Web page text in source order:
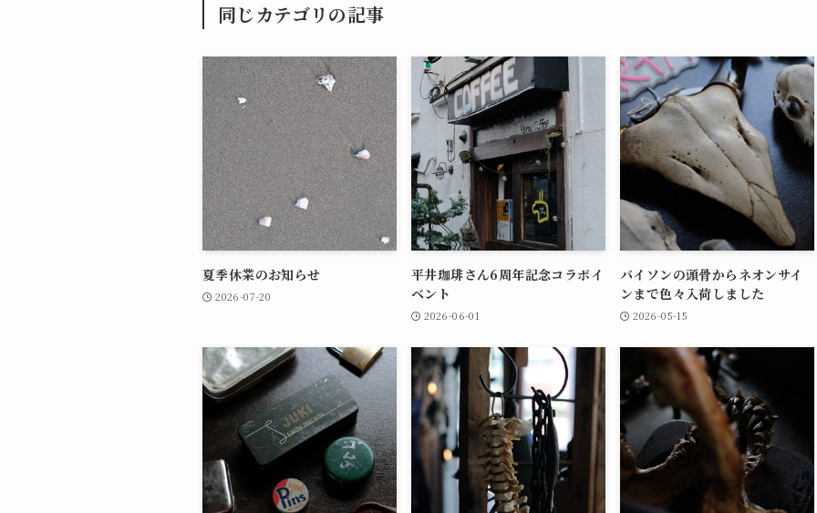
同じカテゴリの記事
夏季休業のお知らせ
2026-07-20
平井珈琲さん6周年記念コラボイ
ベント
2026-06-01
バイソンの頭骨からネオンサイ
ンまで色々入荷しました
2026-05-15